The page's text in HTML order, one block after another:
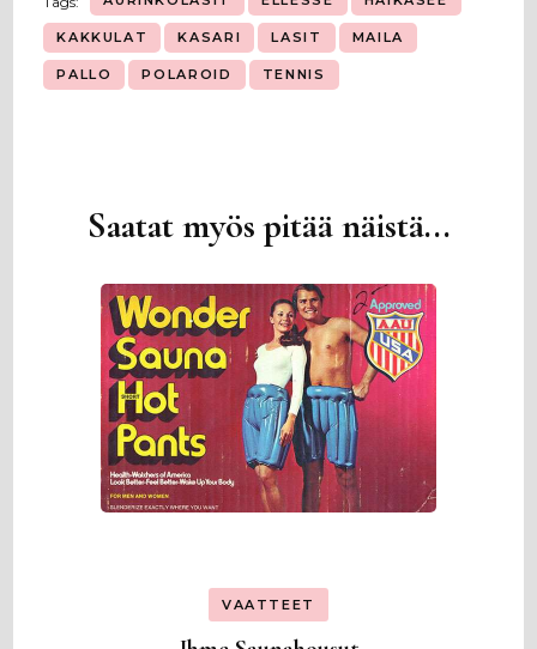
KAKKULAT KASARI LASIT MAILA
PALLO POLAROID TENNIS
Artikkelien
Saatat myös pitää näistä...
VAATTEET